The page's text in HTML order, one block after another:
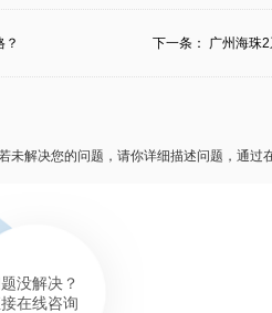
？ 下一条： 广州海珠
未解决您的问题，请你详细描述问题，通过
没解决？
在线咨询